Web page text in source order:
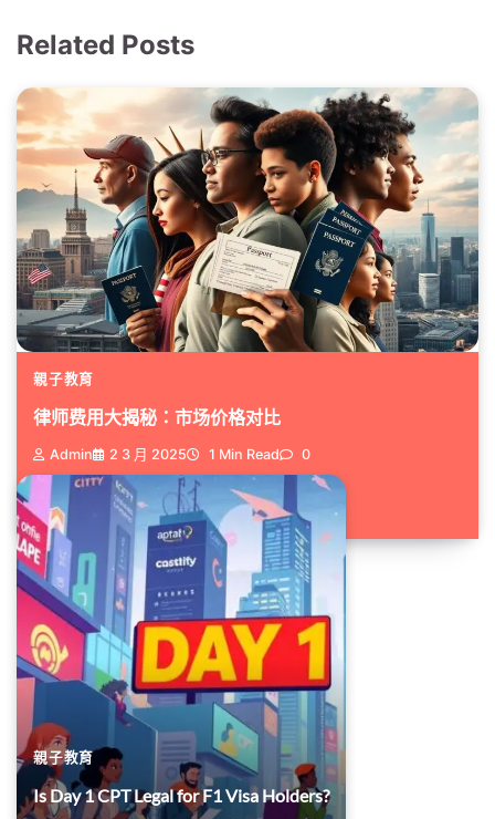
Related Posts
親子教育
律师费用大揭秘：市场价格对比
Admin 2 3 月 2025 1 Min Read 0
移民身份转换是一个复杂且费用高...
親子教育
Is Day 1 CPT Legal for F1 Visa Holders?